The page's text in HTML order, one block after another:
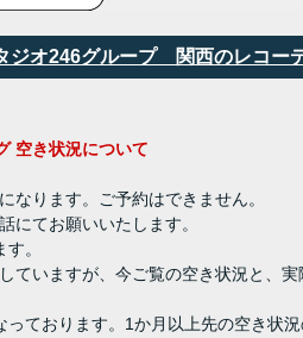
ジオ246グループ 関西のレコー
空き状況について
なります。ご予約はできません。
にてお願いいたします。
。
ていますが、今ご覧の空き状況と、実
っております。1か月以上先の空き状